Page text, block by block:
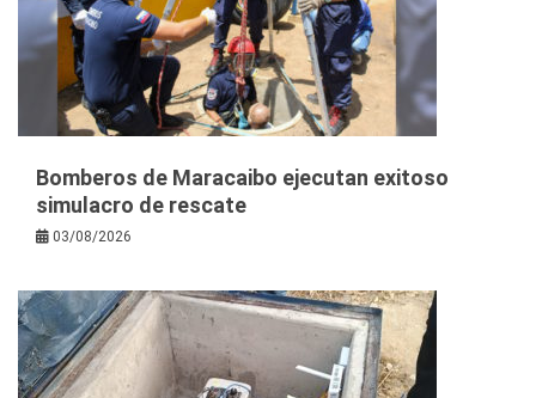
Bomberos de Maracaibo ejecutan exitoso
simulacro de rescate
03/08/2026